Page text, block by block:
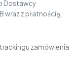
Dostawcy
z płatnością.
zamówienia